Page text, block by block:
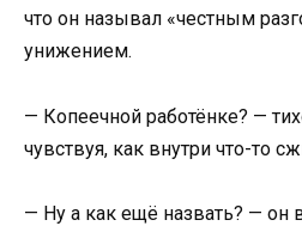
что он называл «честным
унижением.
— Копеечной работёнке? —
чувствуя, как внутри что-то
— Ну а как ещё назвать? — он